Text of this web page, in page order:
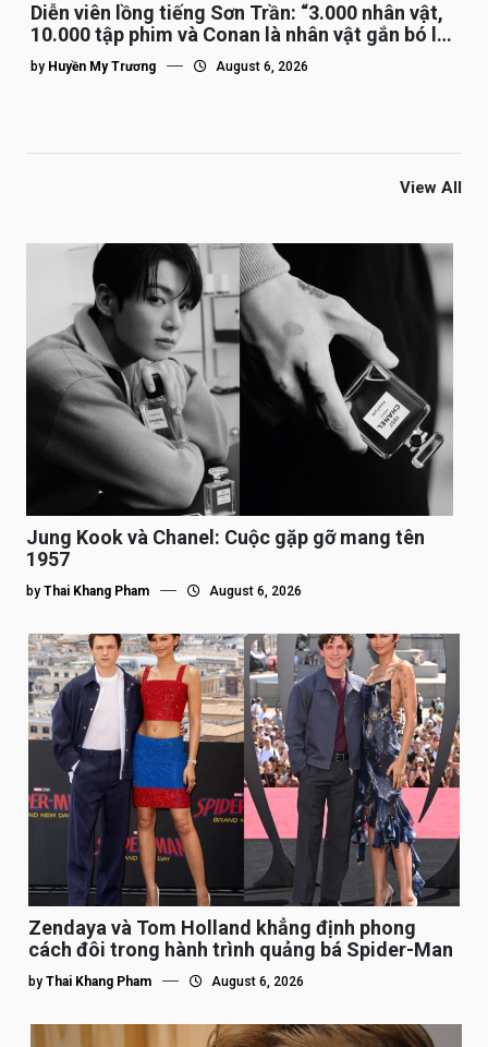
Diễn viên lồng tiếng Sơn Trần: “3.000 nhân vật,
10.000 tập phim và Conan là nhân vật gắn bó lâu
nhất”
by Huyền My Trương August 6, 2026
View All
Jung Kook và Chanel: Cuộc gặp gỡ mang tên
1957
by Thai Khang Pham August 6, 2026
Zendaya và Tom Holland khẳng định phong
cách đôi trong hành trình quảng bá Spider-Man
by Thai Khang Pham August 6, 2026